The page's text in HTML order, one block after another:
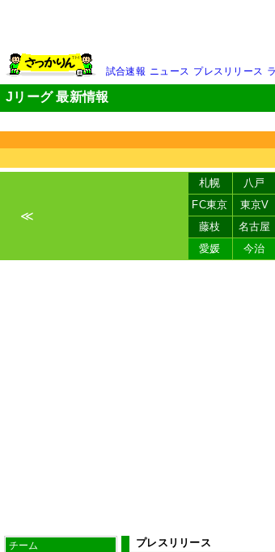
試合速報 ニュース プレスリリース
Jリーグ 最新情報
≪
札幌 八戸
FC東京
東京V
藤枝
名古屋
愛媛
今治
チーム プレスリリース